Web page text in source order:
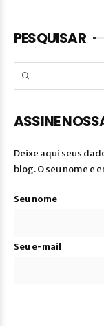
PESQUISAR
ASSINE
Deixe aqui seus
blog. O seu nome e
Seu nome
Seu e-mail